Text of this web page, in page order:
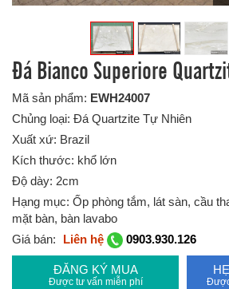
Đá Bianco Superiore
Mã sản phẩm: EWH24007
Chủng loại: Đá Quartzite Tự Nhiên
Xuất xứ: Brazil
Kích thước: khổ lớn
Độ dày: 2cm
Hạng mục: Ốp phòng tắm, lát sàn, cầu
mặt bàn, bàn lavabo
Giá bán:
Liên hệ 0903.930.126
ĐĂNG KÝ MUA
Được tư vấn miễn phí